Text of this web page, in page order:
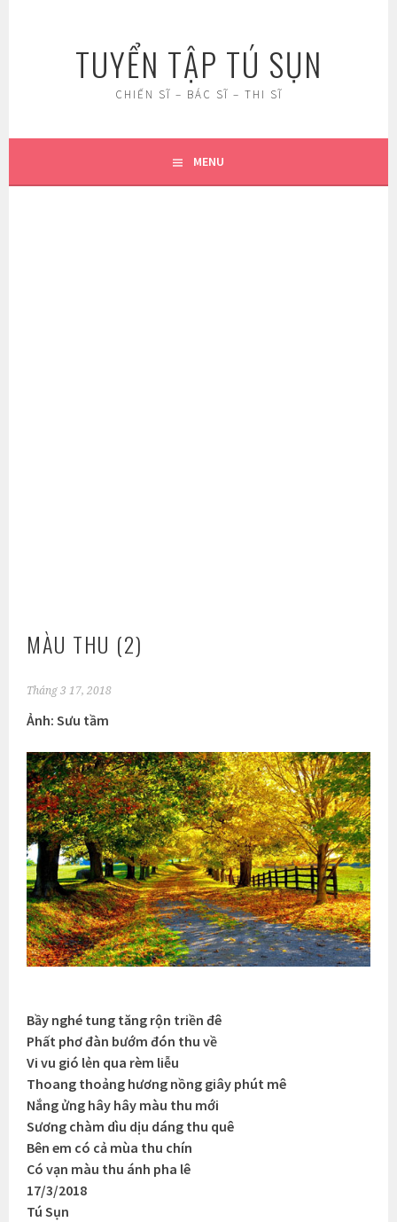
TUYỂN TẬP TÚ SỤN
CHIẾN SĨ – BÁC SĨ – THI SĨ
MENU
MÀU THU (2)
Tháng 3 17, 2018
Ảnh: Sưu tầm
Bầy nghé tung tăng rộn triền đê
Phất phơ đàn bướm đón thu về
Vi vu gió lẻn qua rèm liễu
Thoang thoảng hương nồng giây phút mê
Nắng ửng hây hây màu thu mới
Sương chàm dìu dịu dáng thu quê
Bên em có cả mùa thu chín
Có vạn màu thu ánh pha lê
17/3/2018
Tú Sụn